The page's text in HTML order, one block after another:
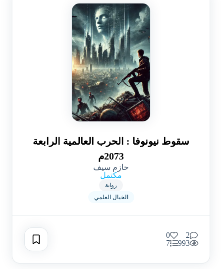
سقوط نيونوفا : الحرب العالمية الرابعة
2073م
حازم سيف
مكتمل
رواية
الخيال العلمي
2
0
993
7